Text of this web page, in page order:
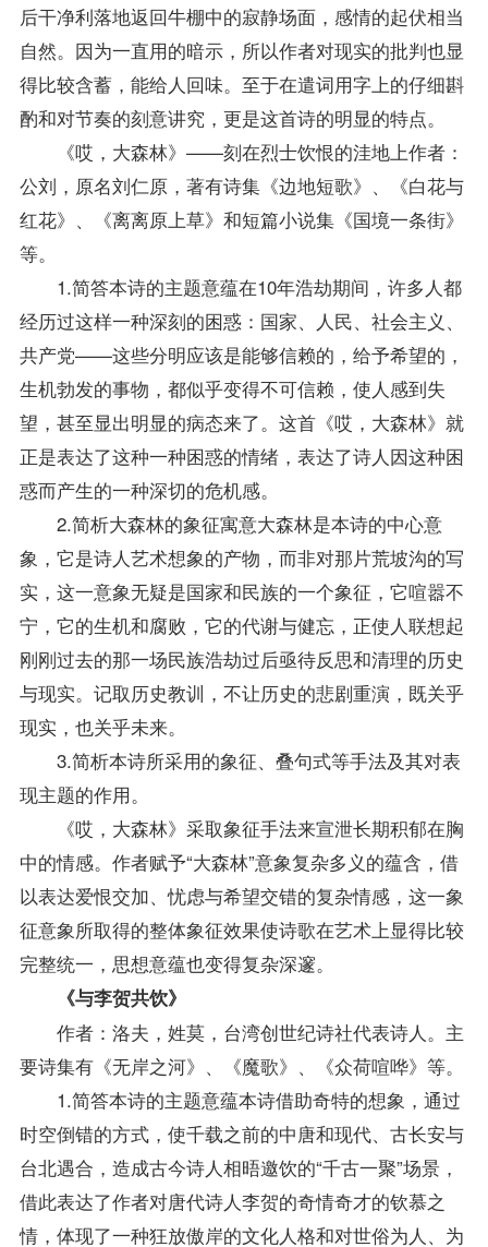
后干净利落地返回牛棚中的寂静场面，感情的起伏相当
自然。因为一直用的暗示，所以作者对现实的批判也显
得比较含蓄，能给人回味。至于在遣词用字上的仔细斟
酌和对节奏的刻意讲究，更是这首诗的明显的特点。
《哎，大森林》——刻在烈士饮恨的洼地上作者：
公刘，原名刘仁原，著有诗集《边地短歌》、《白花与
红花》、《离离原上草》和短篇小说集《国境一条街》
等。
1.简答本诗的主题意蕴在10年浩劫期间，许多人都
经历过这样一种深刻的困惑：国家、人民、社会主义、
共产党——这些分明应该是能够信赖的，给予希望的，
生机勃发的事物，都似乎变得不可信赖，使人感到失
望，甚至显出明显的病态来了。这首《哎，大森林》就
正是表达了这种一种困惑的情绪，表达了诗人因这种困
惑而产生的一种深切的危机感。
2.简析大森林的象征寓意大森林是本诗的中心意
象，它是诗人艺术想象的产物，而非对那片荒坡沟的写
实，这一意象无疑是国家和民族的一个象征，它喧嚣不
宁，它的生机和腐败，它的代谢与健忘，正使人联想起
刚刚过去的那一场民族浩劫过后亟待反思和清理的历史
与现实。记取历史教训，不让历史的悲剧重演，既关乎
现实，也关乎未来。
3.简析本诗所采用的象征、叠句式等手法及其对表
现主题的作用。
《哎，大森林》采取象征手法来宣泄长期积郁在胸
中的情感。作者赋予“大森林”意象复杂多义的蕴含，借
以表达爱恨交加、忧虑与希望交错的复杂情感，这一象
征意象所取得的整体象征效果使诗歌在艺术上显得比较
完整统一，思想意蕴也变得复杂深邃。
《与李贺共饮》
作者：洛夫，姓莫，台湾创世纪诗社代表诗人。主
要诗集有《无岸之河》、《魔歌》、《众荷喧哗》等。
1.简答本诗的主题意蕴本诗借助奇特的想象，通过
时空倒错的方式，使千载之前的中唐和现代、古长安与
台北遇合，造成古今诗人相晤邀饮的“千古一聚”场景，
借此表达了作者对唐代诗人李贺的奇情奇才的钦慕之
情，体现了一种狂放傲岸的文化人格和对世俗为人、为